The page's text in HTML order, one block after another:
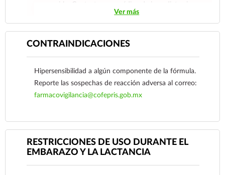
consumirlo. Contacte a su médico de inmediato si
sospecha que tiene un problema de salud.
Ver más
CONTRAINDICACIONES
Hipersensibilidad a algún componente de la fórmula.
Reporte las sospechas de reacción adversa al correo:
farmacovigilancia@cofepris.gob.mx
RESTRICCIONES DE USO DURANTE EL
EMBARAZO Y LA LACTANCIA